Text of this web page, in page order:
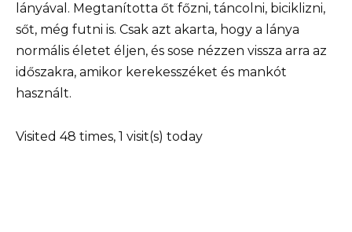
lányával. Megtanította őt főzni, táncolni, biciklizni,
sőt, még futni is. Csak azt akarta, hogy a lánya
normális életet éljen, és sose nézzen vissza arra az
időszakra, amikor kerekesszéket és mankót
használt.
Visited 48 times, 1 visit(s) today